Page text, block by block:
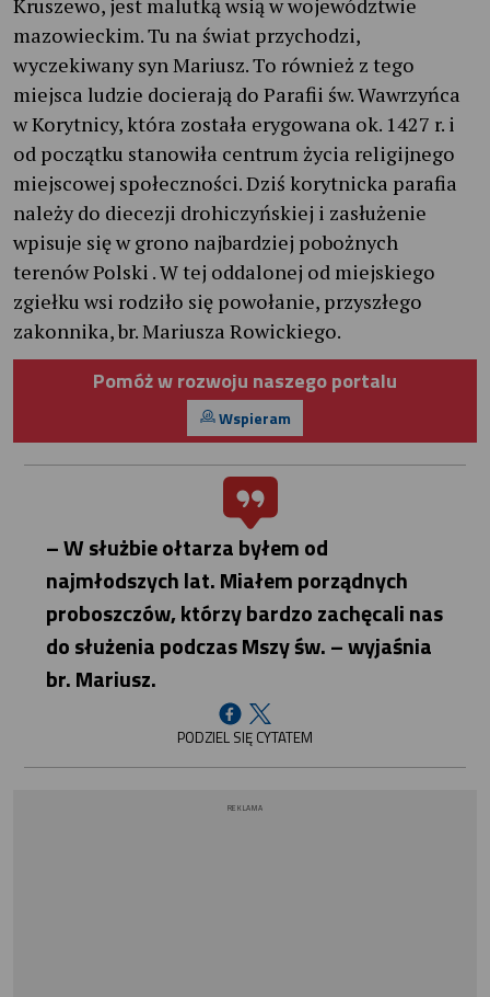
Kruszewo, jest malutką wsią w województwie
mazowieckim. Tu na świat przychodzi,
wyczekiwany syn Mariusz. To również z tego
miejsca ludzie docierają do Parafii św. Wawrzyńca
w Korytnicy, która została erygowana ok. 1427 r. i
od początku stanowiła centrum życia religijnego
miejscowej społeczności. Dziś korytnicka parafia
należy do diecezji drohiczyńskiej i zasłużenie
wpisuje się w grono najbardziej pobożnych
terenów Polski . W tej oddalonej od miejskiego
zgiełku wsi rodziło się powołanie, przyszłego
zakonnika, br. Mariusza Rowickiego.
Pomóż w rozwoju naszego portalu
Wspieram
– W służbie ołtarza byłem od
najmłodszych lat. Miałem porządnych
proboszczów, którzy bardzo zachęcali nas
do służenia podczas Mszy św. – wyjaśnia
br. Mariusz.
PODZIEL SIĘ CYTATEM
REKLAMA